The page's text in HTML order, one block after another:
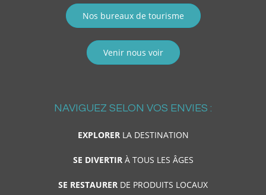
Nos bureaux de tourisme
Venir nous voir
NAVIGUEZ SELON VOS ENVIES :
EXPLORERLA DESTINATION
SE DIVERTIRÀ TOUS LES ÂGES
SE RESTAURER DE PRODUITS LOCAUX